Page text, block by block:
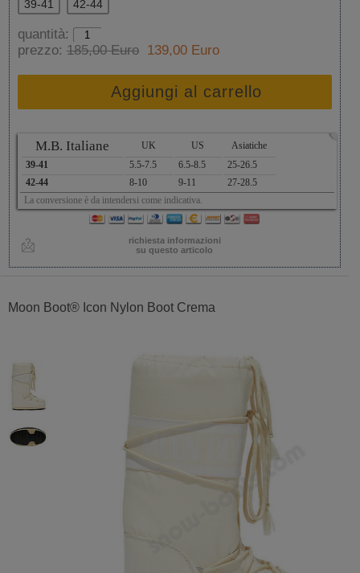
39-41 42-44
quantità:
prezzo: 185,00 Euro139,00 Euro
Aggiungi al carrello
M.B. Italiane UK US
Asiatiche
39-41
5.5-7.5 6.5-8.5
25-26.5
42-44
8-10 9-11
27-28.5
La conversione è da intendersi come indicativa.
x
richiesta informazioni
su questo articolo
Moon Boot® Icon Nylon Boot Crema